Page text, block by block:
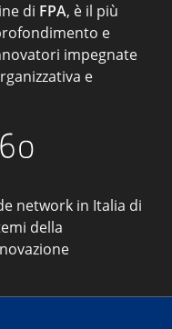
di FPA, è il più
e
impegnate
e
network in Italia di
della